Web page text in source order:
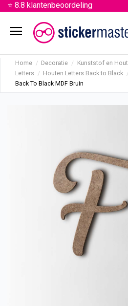
⭐ 8.8 klantenbeoordeling
menu
Home Decoratie Kunststof en
Letters
Houten Letters Back to Black
Back To Black MDF Bruin